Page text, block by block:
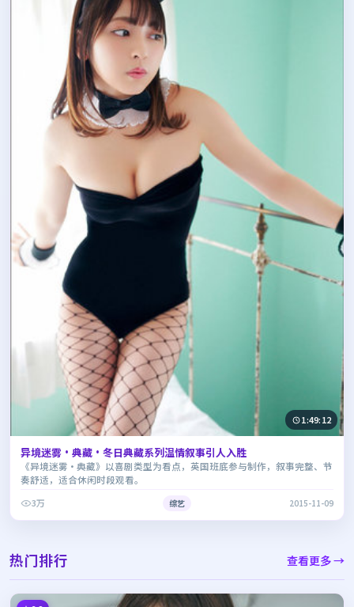
1:49:12
异境迷雾·典藏·冬日典藏系列温情叙事引人入胜
《异境迷雾·典藏》以喜剧类型为看点，英国班底参与制作，叙事完整、节
奏舒适，适合休闲时段观看。
3万
综艺 2015-11-09
热门排行 查看更多 →